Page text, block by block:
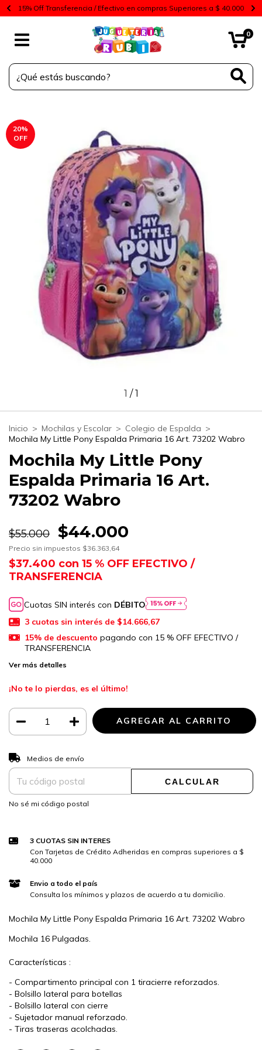
15% Off Transferencia / Efectivo en compras Superiores a $ 40.000
0
20%
OFF
1 /1
Inicio > Mochilas y Escolar > Colegio de Espalda >
Mochila My Little Pony Espalda Primaria 16 Art. 73202 Wabro
Mochila My Little Pony
Espalda Primaria 16 Art.
73202 Wabro
$55.000 $44.000
Precio sin impuestos $36.363,64
$37.400 con 15 % OFF EFECTIVO /
TRANSFERENCIA
Cuotas SIN interés con DÉBITO
3 cuotas sin interés de $14.666,67
15% de descuento pagando con 15 % OFF EFECTIVO /
TRANSFERENCIA
Ver más detalles
¡No te lo pierdas, es el último!
Entregas para el CP:
Medios de envío
CALCULAR
No sé mi código postal
3 CUOTAS SIN INTERES
Con Tarjetas de Crédito Adheridas en compras superiores a $
40.000
Envio a todo el país
Consulta los mínimos y plazos de acuerdo a tu domicilio.
Mochila My Little Pony Espalda Primaria 16 Art. 73202 Wabro
Mochila 16 Pulgadas.
Características :
- Compartimento principal con 1 tiracierre reforzados.
- Bolsillo lateral para botellas
- Bolsillo lateral con cierre
- Sujetador manual reforzado.
- Tiras traseras acolchadas.